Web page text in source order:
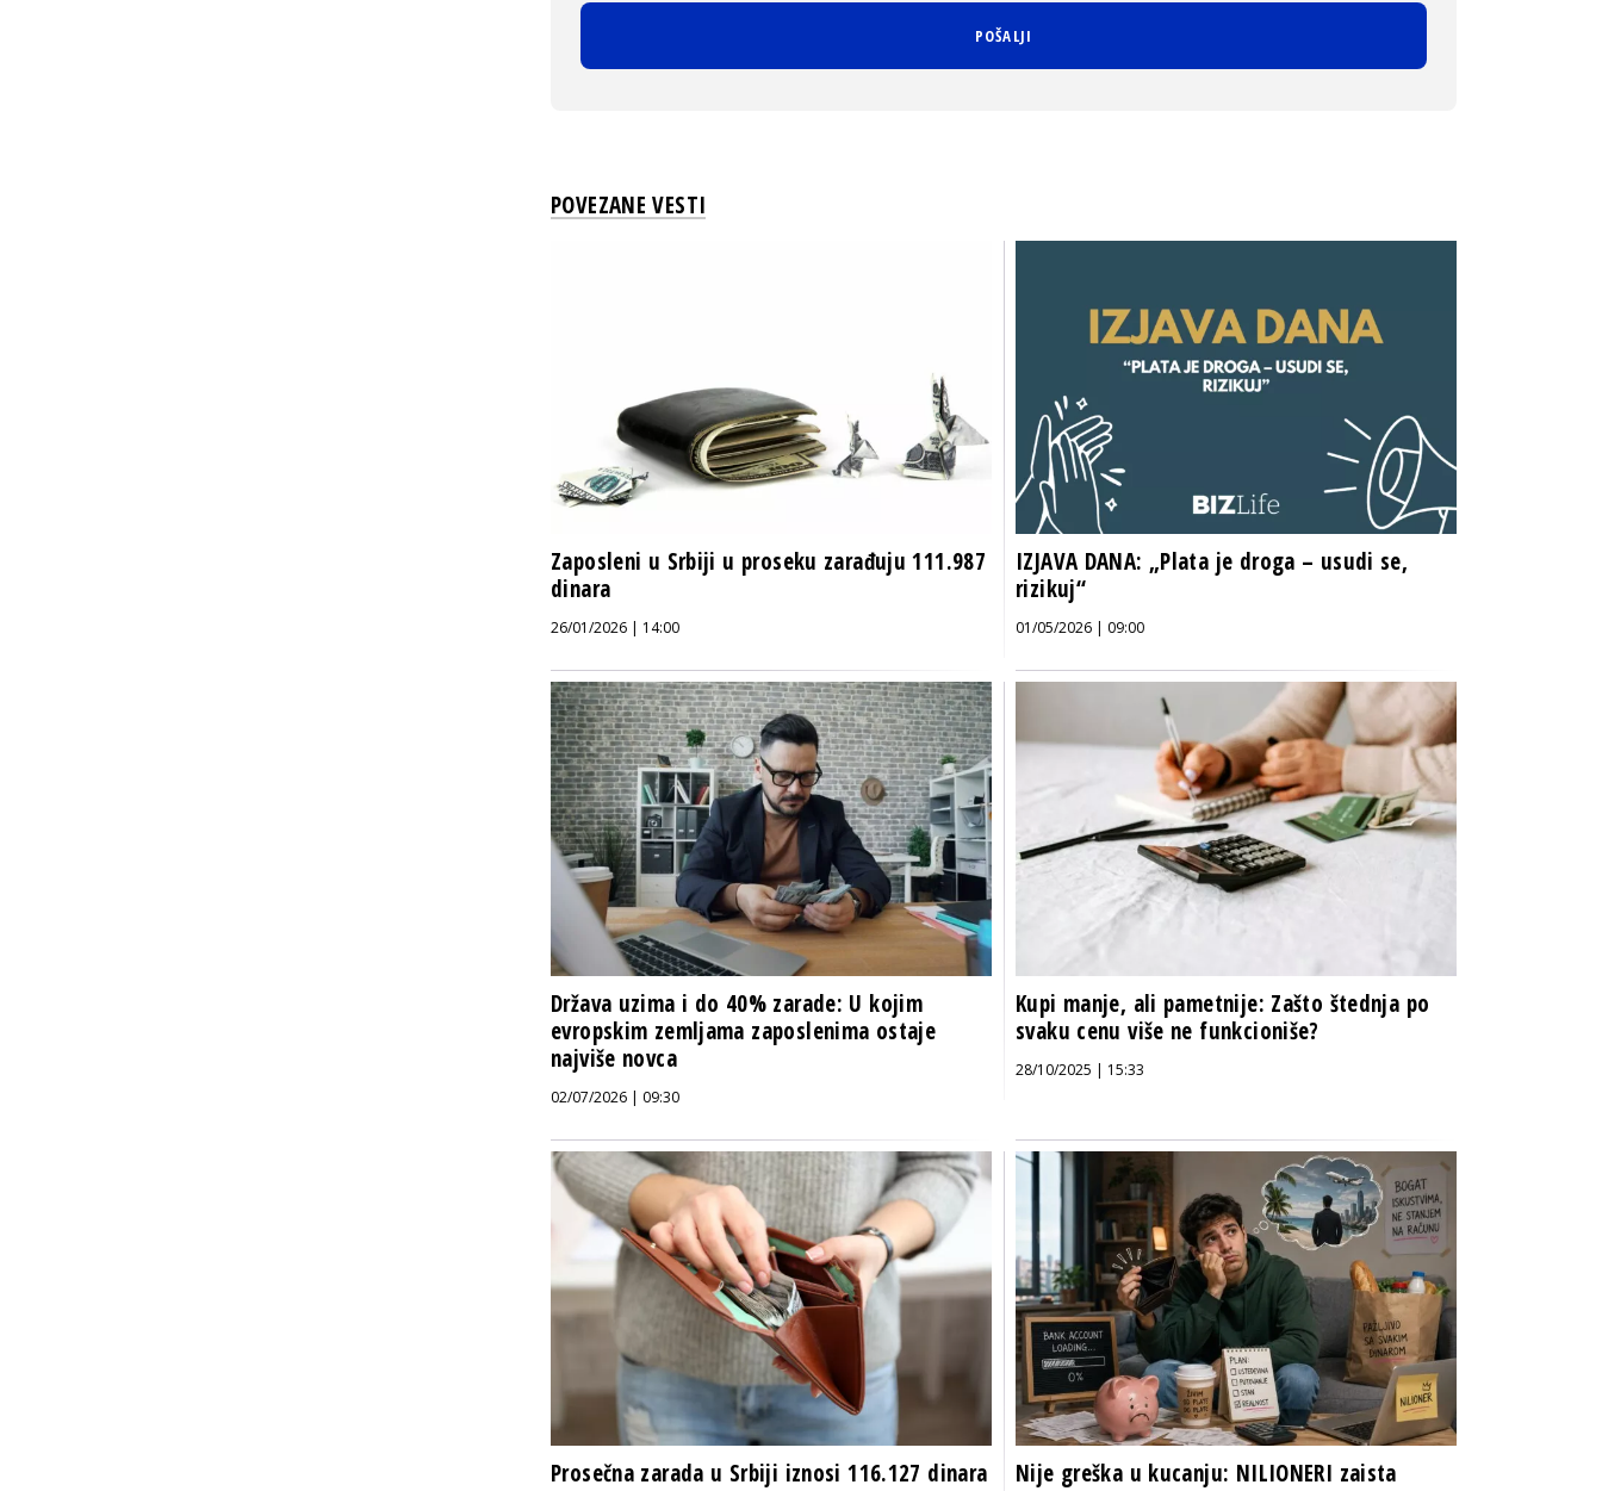
POVEZANE VESTI
Zaposleni u Srbiji u proseku zarađuju 111.987
dinara
26/01/2026 | 14:00
IZJAVA DANA: „Plata je droga – usudi se,
rizikuj“
01/05/2026 | 09:00
Država uzima i do 40% zarade: U kojim
evropskim zemljama zaposlenima ostaje
najviše novca
02/07/2026 | 09:30
Kupi manje, ali pametnije: Zašto štednja po
svaku cenu više ne funkcioniše?
28/10/2025 | 15:33
Prosečna zarada u Srbiji iznosi 116.127 dinara
Nije greška u kucanju: NILIONERI zaista